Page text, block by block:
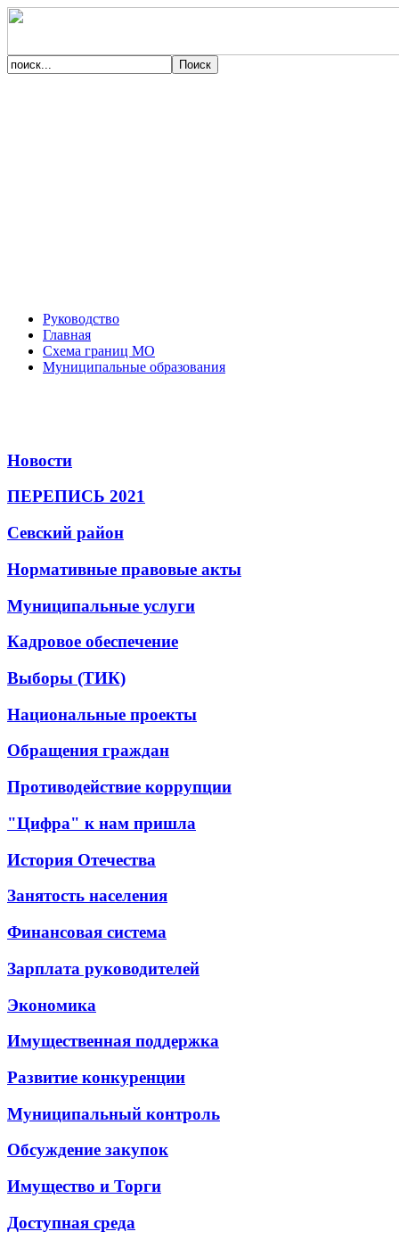
Руководство
Главная
Схема границ МО
Муниципальные образования
Новости
ПЕРЕПИСЬ 2021
Севский район
Нормативные правовые акты
Муниципальные услуги
Кадровое обеспечение
Выборы (ТИК)
Национальные проекты
Обращения граждан
Противодействие коррупции
"Цифра" к нам пришла
История Отечества
Занятость населения
Финансовая система
Зарплата руководителей
Экономика
Имущественная поддержка
Развитие конкуренции
Муниципальный контроль
Обсуждение закупок
Имущество и Торги
Доступная среда